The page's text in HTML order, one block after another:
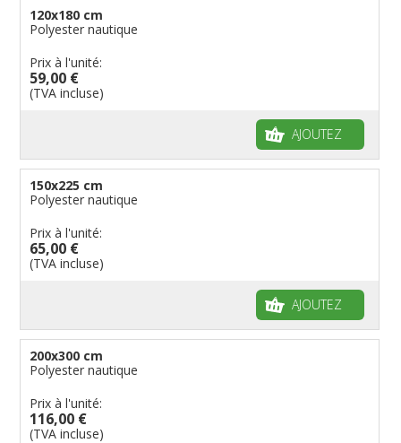
120x180 cm
Polyester nautique
Prix à l'unité:
59,00 €
(TVA incluse)
AJOUTEZ
150x225 cm
Polyester nautique
Prix à l'unité:
65,00 €
(TVA incluse)
AJOUTEZ
200x300 cm
Polyester nautique
Prix à l'unité:
116,00 €
(TVA incluse)